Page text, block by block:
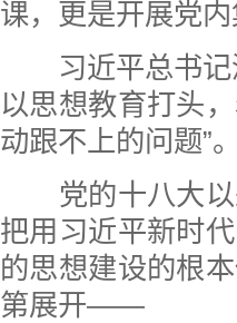
课，更是开展党
习近平总书记
以思想教育打头
动跟不上的问题”。
党的十八大以
把用习近平新时
的思想建设的根
第展开——